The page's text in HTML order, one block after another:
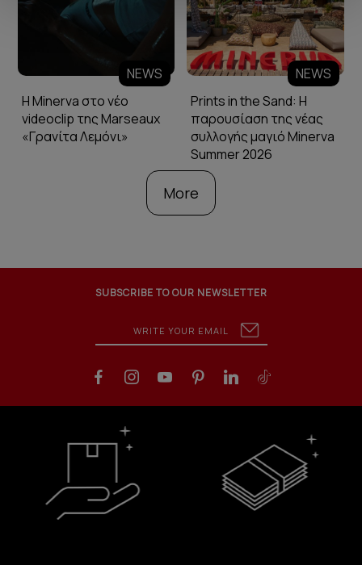
NEWS
Η Minerva στο νέο
videoclip της Marseaux
«Γρανίτα Λεμόνι»
NEWS
Prints in the Sand: Η
παρουσίαση της νέας
συλλογής μαγιό Minerva
Summer 2026
More
SUBSCRIBE TO OUR NEWSLETTER